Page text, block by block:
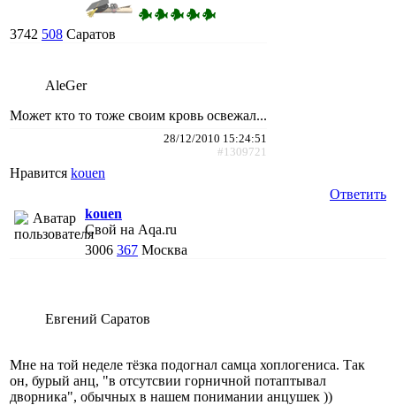
3742 508 Саратов
AleGer
Может кто то тоже своим кровь освежал...
28/12/2010 15:24:51
#1309721
Нравится kouen
Ответить
kouen
Свой на Aqa.ru
3006 367 Москва
Евгений Саратов
Мне на той неделе тёзка подогнал самца хоплогениса. Так
он, бурый анц, "в отсутсвии горничной потаптывал
дворника", обычных в нашем понимании анцушек ))